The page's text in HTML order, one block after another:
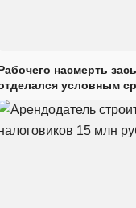
насмерть
условным